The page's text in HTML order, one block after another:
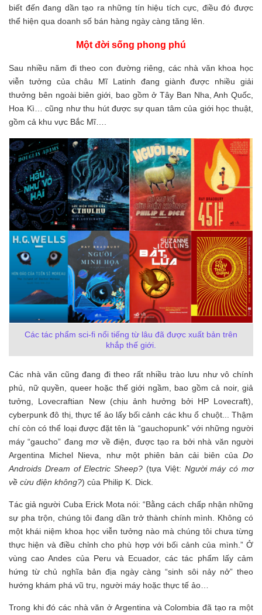
biết đến đang dần tạo ra những tín hiệu tích cực, điều đó được
thể hiện qua doanh số bán hàng ngày càng tăng lên.
Một đời sống phong phú
Sau nhiều năm đi theo con đường riêng, các nhà văn khoa học
viễn tưởng của châu Mĩ Latinh đang giành được nhiều giải
thưởng bên ngoài biên giới, bao gồm ở Tây Ban Nha, Anh Quốc,
Hoa Kì… cũng như thu hút được sự quan tâm của giới học thuật,
gồm cả khu vực Bắc Mĩ….
Các tác phẩm sci-fi nổi tiếng từ lâu đã được xuất bản trên
khắp thế giới.
Các nhà văn cũng đang đi theo rất nhiều trào lưu như vô chính
phủ, nữ quyền, queer hoặc thế giới ngầm, bao gồm cả noir, giả
tưởng, Lovecraftian New (chịu ảnh hưởng bởi HP Lovecraft),
cyberpunk đô thị, thực tế ảo lấy bối cảnh các khu ổ chuột... Thậm
chí còn có thể loại được đặt tên là “gauchopunk” với những người
máy “gaucho” đang mơ về điện, được tạo ra bởi nhà văn người
Argentina Michel Nieva, như một phiên bản cải biên của Do
Androids Dream of Electric Sheep? (tựa Việt: Người máy có mơ
về cừu điện không?) của Philip K. Dick.
Tác giả người Cuba Erick Mota nói: “Bằng cách chấp nhận những
sự pha trộn, chúng tôi đang dần trở thành chính mình. Không có
một khái niệm khoa học viễn tưởng nào mà chúng tôi chưa từng
thực hiện và điều chỉnh cho phù hợp với bối cảnh của mình.” Ở
vùng cao Andes của Peru và Ecuador, các tác phẩm lấy cảm
hứng từ chủ nghĩa bản địa ngày càng “sinh sôi nảy nở” theo
hướng khám phá vũ trụ, người máy hoặc thực tế ảo…
Trong khi đó các nhà văn ở Argentina và Colombia đã tạo ra một